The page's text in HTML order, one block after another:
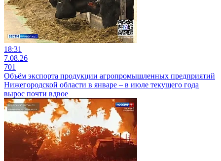
18:31
7.08.26
701
Объём экспорта продукции агропромышленных предприятий
Нижегородской области в январе – в июле текущего года
вырос почти вдвое